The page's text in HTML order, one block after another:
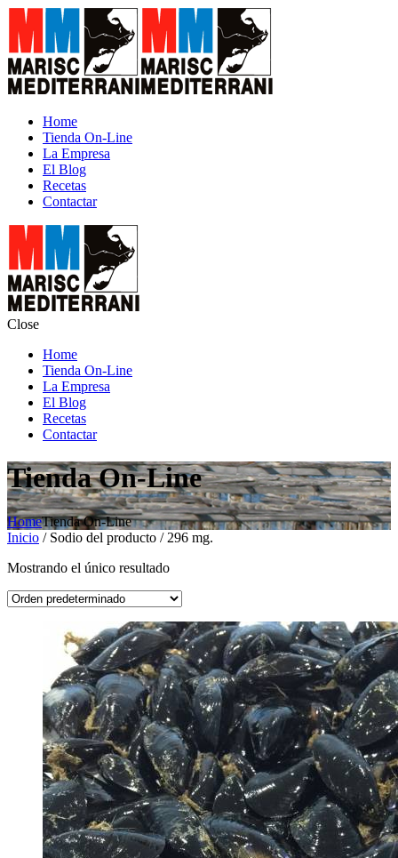
Home
Tienda On-Line
La Empresa
El Blog
Recetas
Contactar
Close
Home
Tienda On-Line
La Empresa
El Blog
Recetas
Contactar
Tienda On-Line
HomeTienda On-Line
Inicio / Sodio del producto / 296 mg.
Mostrando el único resultado